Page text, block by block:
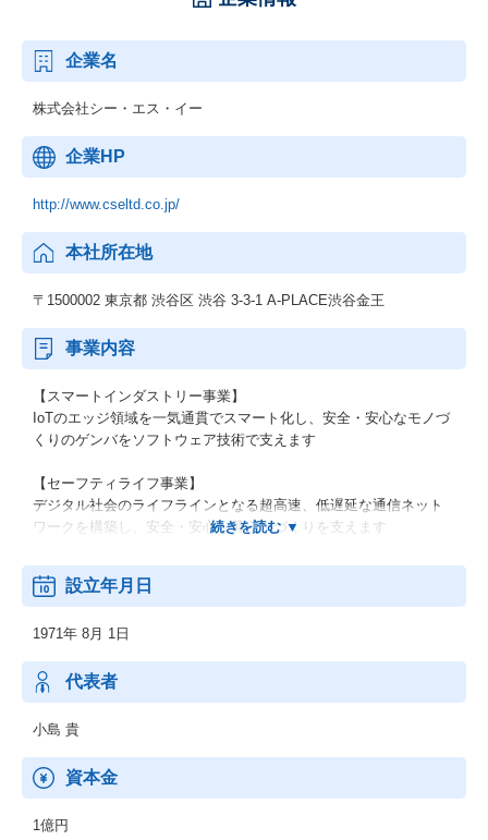
企業名
株式会社シー・エス・イー
企業HP
http://www.cseltd.co.jp/
本社所在地
〒1500002 東京都 渋谷区 渋谷 3-3-1 A-PLACE渋谷金王
事業内容
【スマートインダストリー事業】
IoTのエッジ領域を一気通貫でスマート化し、安全・安心なモノづ
くりのゲンバをソフトウェア技術で支えます
【セーフティライフ事業】
デジタル社会のライフラインとなる超高速、低遅延な通信ネット
ワークを構築し、安全・安心な暮らしづくりを支えます
【セキュアビジネス事業】
セキュリティ分野で培った認証技術とシステム構築の知見を活か
【プロダクト】
自社開発認証ソリューション「SECUREMATRIX」
総合脅威管理ソリューション「SOPHOS」
設立年月日
1971年 8月 1日
代表者
小島 貴
資本金
1億円